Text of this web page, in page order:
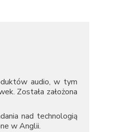
audio, w tym
Została założona
nad technologią
w Anglii.